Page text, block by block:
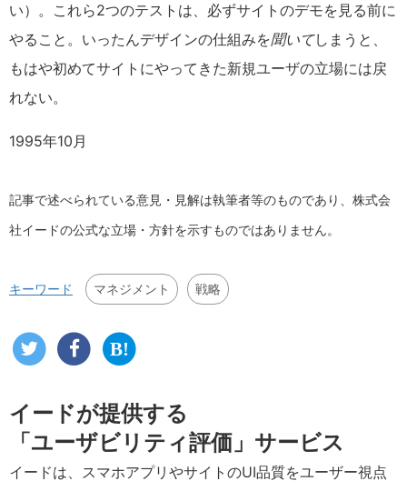
い）。これら2つのテストは、必ずサイトのデモを見る前に
やること。いったんデザインの仕組みを聞いてしまうと、
もはや初めてサイトにやってきた新規ユーザの立場には戻
れない。
1995年10月
記事で述べられている意見・見解は執筆者等のものであり、株式会
社イードの公式な立場・方針を示すものではありません。
キーワード マネジメント 戦略
イードが提供する
「ユーザビリティ評価」サービス
イードは、スマホアプリやサイトのUI品質をユーザー視点